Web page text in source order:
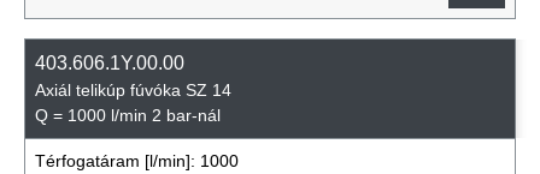
403.606.1Y.00.00
Axiál telikúp fúvóka SZ 14
Q = 1000 l/min 2 bar-nál
Térfogatáram [l/min]: 1000